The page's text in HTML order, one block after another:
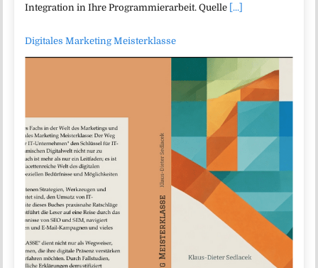
Integration in Ihre Programmierarbeit. Quelle [...]
Digitales Marketing Meisterklasse